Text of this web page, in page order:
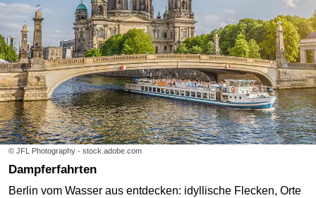
© JFL Photography - stock.adobe.com
Dampferfahrten
Berlin vom Wasser aus entdecken: idyllische Flecken, Orte